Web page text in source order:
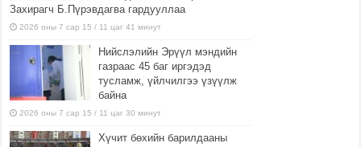
Захирагч Б.Пүрэвдагва гардууллаа
2026 оны 7 сар 15 / 11 цаг 41 минут
Нийслэлийн Эрүүл мэндийн
газраас 45 баг иргэдэд
тусламж, үйлчилгээ үзүүлж
байна
2026 оны 7 сар 15 / 11 цаг 30 минут
Хүчит бөхийн барилдааны